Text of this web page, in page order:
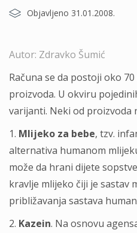
Objavljeno 31.01.2008.
Autor: Zdravko Šumić
Računa se da postoji oko
proizvoda. U okviru
varijanti. Neki od proizvoda
1. Mlijeko za bebe, tzv.
alternativa humanom
može da hrani dijete
kravlje mlijeko čiji je sastav
približavanja sastava
2. Kazein. Na osnovu